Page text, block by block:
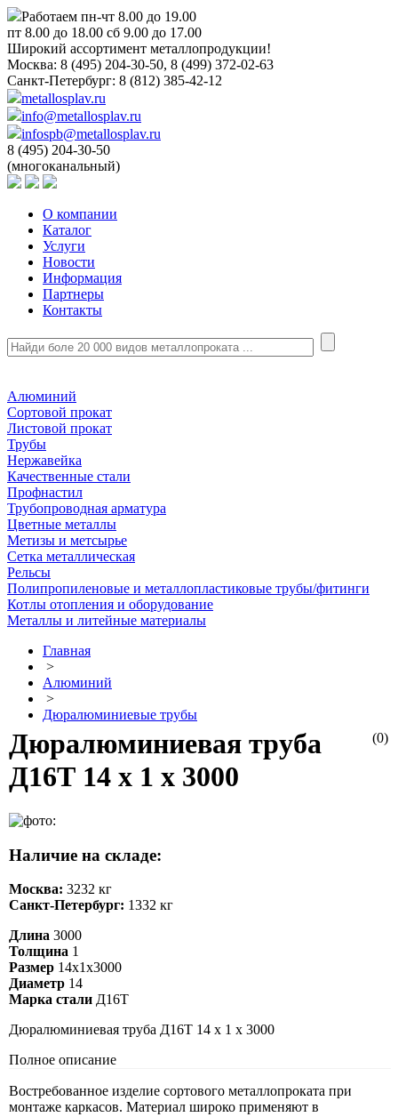
Работаем пн-чт 8.00 до 19.00
пт 8.00 до 18.00 сб 9.00 до 17.00
Широкий ассортимент металлопродукции!
Москва: 8 (495) 204-30-50, 8 (499) 372-02-63
Санкт-Петербург: 8 (812) 385-42-12
metallosplav.ru
info@metallosplav.ru
infospb@metallosplav.ru
8 (495) 204-30-50
(многоканальный)
О компании
Каталог
Услуги
Новости
Информация
Партнеры
Контакты
Алюминий
Сортовой прокат
Листовой прокат
Трубы
Нержавейка
Качественные стали
Профнастил
Трубопроводная арматура
Цветные металлы
Метизы и метсырье
Сетка металлическая
Рельсы
Полипропиленовые и металлопластиковые трубы/фитинги
Котлы отопления и оборудование
Металлы и литейные материалы
Главная
>
Алюминий
>
Дюралюминиевые трубы
(0)
Дюралюминиевая труба
Д16Т 14 х 1 х 3000
Наличие на складе:
Москва: 3232 кг
Санкт-Петербург: 1332 кг
Длина 3000
Толщина 1
Размер 14х1х3000
Диаметр 14
Марка стали Д16Т
Дюралюминиевая труба Д16Т 14 х 1 х 3000
Полное описание
Востребованное изделие сортового металлопроката при
монтаже каркасов. Материал широко применяют в